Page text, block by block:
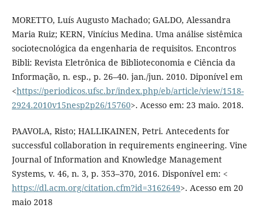
MORETTO, Luís Augusto Machado; GALDO, Alessandra
Maria Ruiz; KERN, Vinícius Medina. Uma análise sistêmica
sociotecnológica da engenharia de requisitos. Encontros
Bibli: Revista Eletrônica de Biblioteconomia e Ciência da
Informação, n. esp., p. 26–40. jan./jun. 2010. Diponível em
<https://periodicos.ufsc.br/index.php/eb/article/view/1518-
2924.2010v15nesp2p26/15760>. Acesso em: 23 maio. 2018.
PAAVOLA, Risto; HALLIKAINEN, Petri. Antecedents for
successful collaboration in requirements engineering. Vine
Journal of Information and Knowledge Management
Systems, v. 46, n. 3, p. 353–370, 2016. Disponível em: <
https://dl.acm.org/citation.cfm?id=3162649>. Acesso em 20
maio 2018